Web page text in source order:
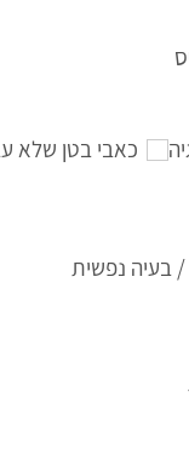
כאבי בטן שלא
בעיה נפשית